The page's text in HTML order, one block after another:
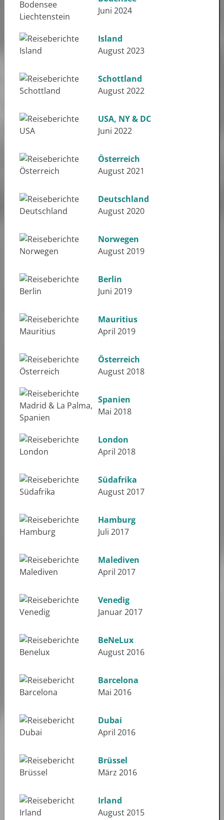
Juni 2024
Island
August 2023
Schottland
August 2022
USA, NY & DC
Juni 2022
Österreich
August 2021
Deutschland
August 2020
Norwegen
August 2019
Berlin
Juni 2019
Mauritius
April 2019
Österreich
August 2018
Spanien
Mai 2018
London
April 2018
Südafrika
August 2017
Hamburg
Juli 2017
Malediven
April 2017
Venedig
Januar 2017
BeNeLux
August 2016
Barcelona
Mai 2016
Dubai
April 2016
Brüssel
März 2016
Irland
August 2015